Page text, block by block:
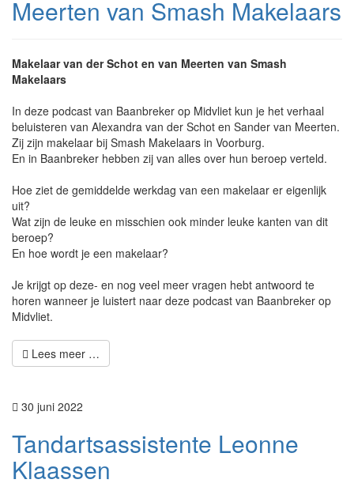
Meerten van Smash Makelaars
Makelaar van der Schot en van Meerten van Smash
Makelaars
In deze podcast van Baanbreker op Midvliet kun je het verhaal
beluisteren van Alexandra van der Schot en Sander van Meerten.
Zij zijn makelaar bij Smash Makelaars in Voorburg.
En in Baanbreker hebben zij van alles over hun beroep verteld.
Hoe ziet de gemiddelde werkdag van een makelaar er eigenlijk
uit?
Wat zijn de leuke en misschien ook minder leuke kanten van dit
beroep?
En hoe wordt je een makelaar?
Je krijgt op deze- en nog veel meer vragen hebt antwoord te
horen wanneer je luistert naar deze podcast van Baanbreker op
Midvliet.
Lees meer …
30 juni 2022
Tandartsassistente Leonne
Klaassen